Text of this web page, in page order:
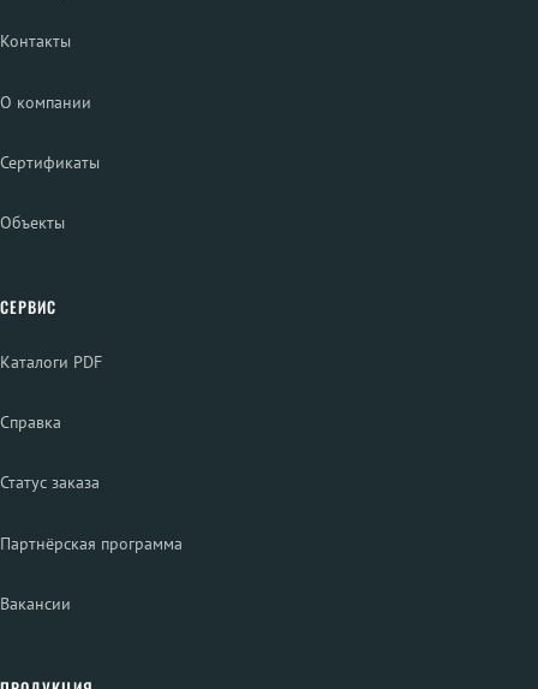
Контакты
О компании
Сертификаты
Объекты
СЕРВИС
Каталоги PDF
Справка
Статус заказа
Партнёрская программа
Вакансии